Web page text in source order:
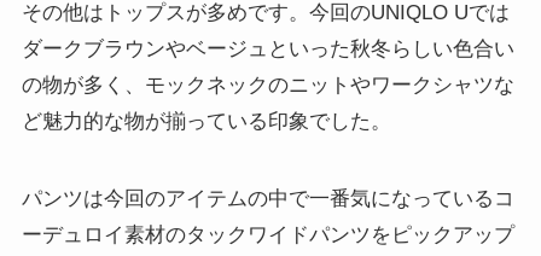
その他はトップスが多めです。今回のUNIQLO Uでは
ダークブラウンやベージュといった秋冬らしい色合い
の物が多く、モックネックのニットやワークシャツな
ど魅力的な物が揃っている印象でした。
パンツは今回のアイテムの中で一番気になっているコ
ーデュロイ素材のタックワイドパンツをピックアップ